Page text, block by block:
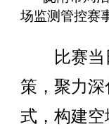
场监测管控赛
比赛当日
策，聚力
式，构建